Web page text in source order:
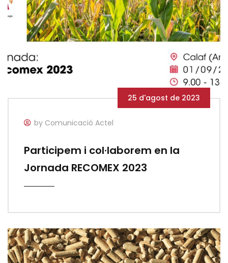
25 d'agost de 2023
by Comunicació Actel
Participem i col·laborem en la
Jornada RECOMEX 2023